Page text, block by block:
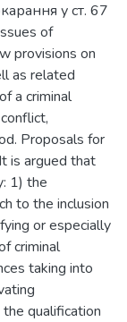
у ст. 67
of
provisions on
as related
a criminal
Proposals for
is argued that
1) the
to the inclusion
or especially
criminal
taking into
qualification